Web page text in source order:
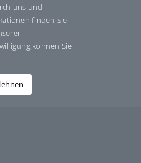
Design-Jutta-Sucker
uns und
finden Sie
können Sie